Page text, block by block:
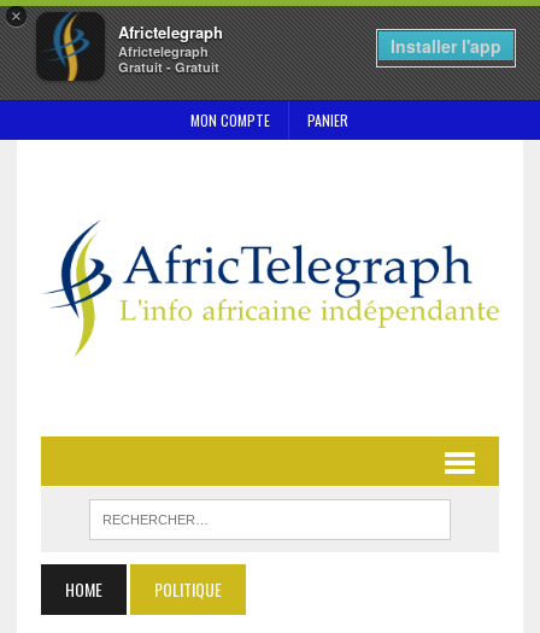
×
Africtelegraph
Africtelegraph
Gratuit - Gratuit
Installer l'app
MON COMPTE PANIER
HOME POLITIQUE